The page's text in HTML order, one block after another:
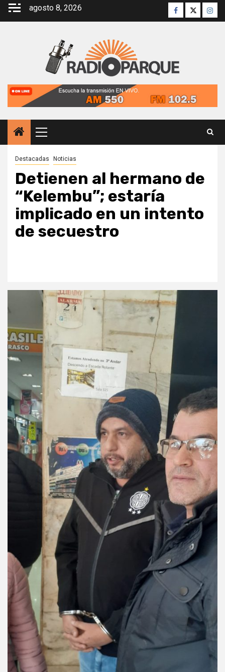
Saltar
agosto 8, 2026 Facebook
Twitter
Menú
principal
Destacadas Noticias
Detienen al hermano de
“Kelembu”; estaría
implicado en un intento
de secuestro